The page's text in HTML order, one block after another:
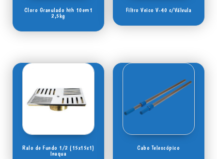
Cloro Granulado hth 10em1
2,5kg
Filtro Veico V-40 c/Válvula
Ralo de Fundo 1/2 (15x15x1)
Inaqua
Cabo Telescópico